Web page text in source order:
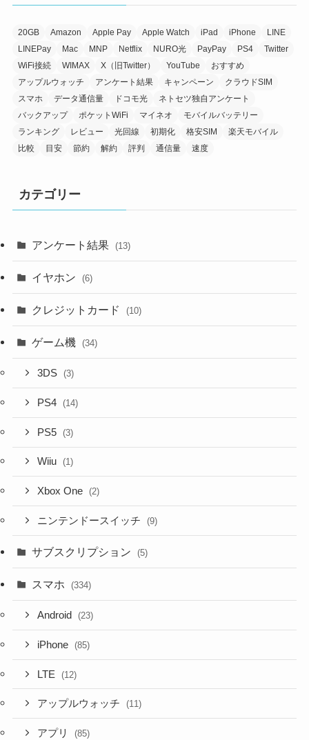
20GB Amazon Apple Pay Apple Watch iPad iPhone
LINE
LINEPay
Mac MNP Netflix NURO光 PayPay PS4
Twitter
WiFi接続
WIMAX X（旧Twitter） YouTube
おすすめ
アップルウォッチ
アンケート結果 キャンペーン
クラウドSIM
スマホ
データ通信量 ドコモ光
ネトセツ独自アンケート
バックアップ
ポケットWiFi マイネオ
モバイルバッテリー
ランキング
レビュー 光回線 初期化 格安SIM
楽天モバイル
比較
目安 節約 解約 評判 通信量 速度
カテゴリー
アンケート結果 (13)
イヤホン (6)
クレジットカード (10)
ゲーム機 (34)
3DS (3)
PS4 (14)
PS5 (3)
Wiiu (1)
Xbox One (2)
ニンテンドースイッチ (9)
サブスクリプション (5)
スマホ (334)
Android (23)
iPhone (85)
LTE (12)
アップルウォッチ (11)
アプリ (85)